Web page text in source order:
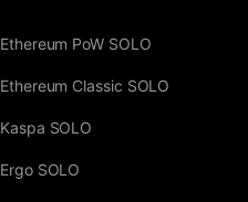
Ethereum PoW SOLO
Ethereum Classic SOLO
Kaspa SOLO
Ergo SOLO